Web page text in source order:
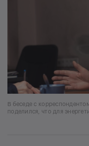
В беседе с
поделился, что для